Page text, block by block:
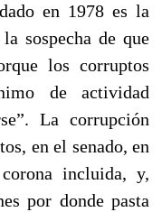
en 1978 es la
sospecha de que
los corruptos
de actividad
La corrupción
en el senado, en
incluida, y,
por donde pasta